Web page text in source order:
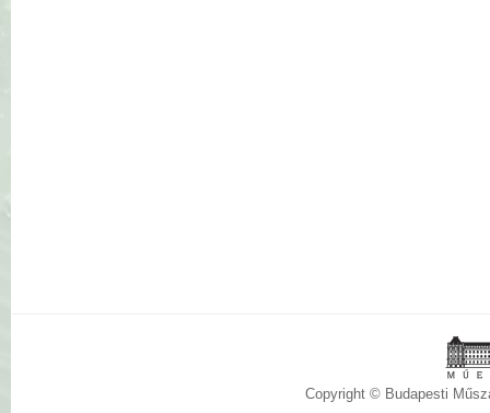
Copyright © Budapesti